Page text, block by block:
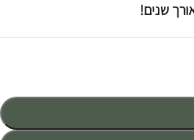
שנים!